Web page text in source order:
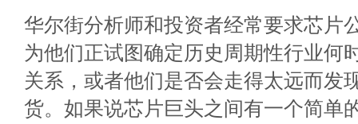
华尔街分析师和投资者经常要求芯片
为他们正试图确定历史周期性行业何
关系，或者他们是否会走得太远而发
货。如果说芯片巨头之间有一个简单